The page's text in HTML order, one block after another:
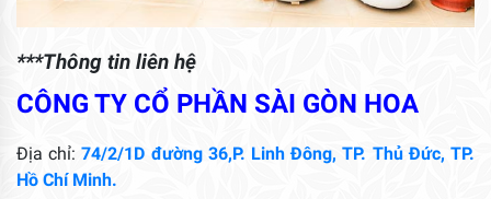
***Thông tin liên hệ
CÔNG TY CỔ PHẦN SÀI GÒN HOA
Địa chỉ:74/2/1D đường 36,P. Linh Đông, TP. Thủ Đức, TP.
Hồ Chí Minh.